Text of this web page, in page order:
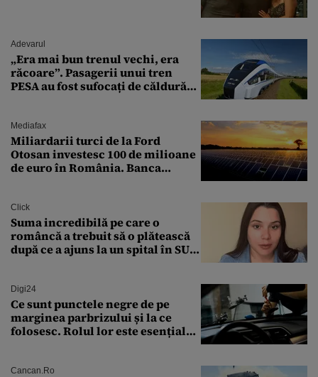
Adevarul
„Era mai bun trenul vechi, era
răcoare”. Pasagerii unui tren
PESA au fost sufocați de căldură
Mediafax
Miliardarii turci de la Ford
Otosan investesc 100 de milioane
de euro în România. Banca
Click
Suma incredibilă pe care o
româncă a trebuit să o plătească
după ce a ajuns la un spital în SUA:
Digi24
Ce sunt punctele negre de pe
marginea parbrizului și la ce
folosesc. Rolul lor este esențial
Cancan.ro